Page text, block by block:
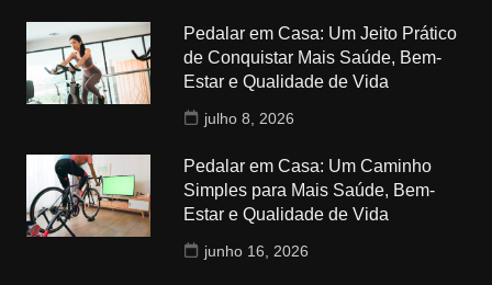
Pedalar em Casa: Um Jeito Prático
de Conquistar Mais Saúde, Bem-
Estar e Qualidade de Vida
julho 8, 2026
Pedalar em Casa: Um Caminho
Simples para Mais Saúde, Bem-
Estar e Qualidade de Vida
junho 16, 2026